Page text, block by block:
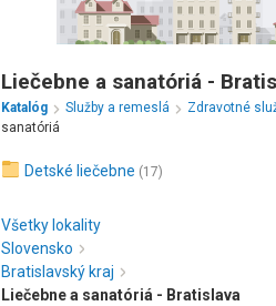
Liečebne a sanatóriá -
Katalóg
Služby a remeslá Zdravotné
sanatóriá
Detské liečebne (17)
Všetky lokality
Slovensko
Bratislavský kraj
Liečebne a sanatóriá - Bratislava